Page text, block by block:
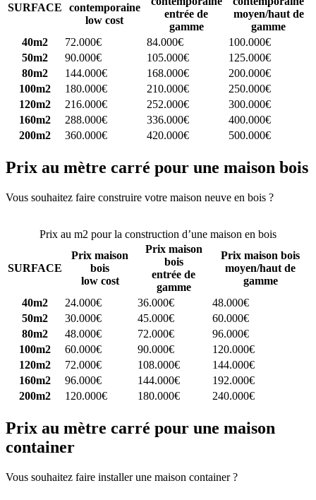
SURFACE
contemporaine
low cost
entrée de
gamme
moyen/haut de
gamme
40m2
72.000€ 84.000€
100.000€
50m2
90.000€ 105.000€
125.000€
80m2
144.000€ 168.000€
200.000€
100m2
180.000€ 210.000€
250.000€
120m2
216.000€ 252.000€
300.000€
160m2
288.000€ 336.000€
400.000€
200m2
360.000€ 420.000€ 500.000€
Prix au mètre carré pour une maison bois
Vous souhaitez faire construire votre maison neuve en bois ?
Prix au m2 pour la construction d’une maison en bois
SURFACE
Prix maison
bois
low cost
Prix maison
bois
entrée de
gamme
Prix maison bois
moyen/haut de
gamme
40m2
24.000€ 36.000€
48.000€
50m2
30.000€ 45.000€
60.000€
80m2
48.000€ 72.000€
96.000€
100m2
60.000€ 90.000€
120.000€
120m2
72.000€ 108.000€
144.000€
160m2
96.000€ 144.000€
192.000€
200m2
120.000€ 180.000€ 240.000€
Prix au mètre carré pour une maison
container
Vous souhaitez faire installer une maison container ?